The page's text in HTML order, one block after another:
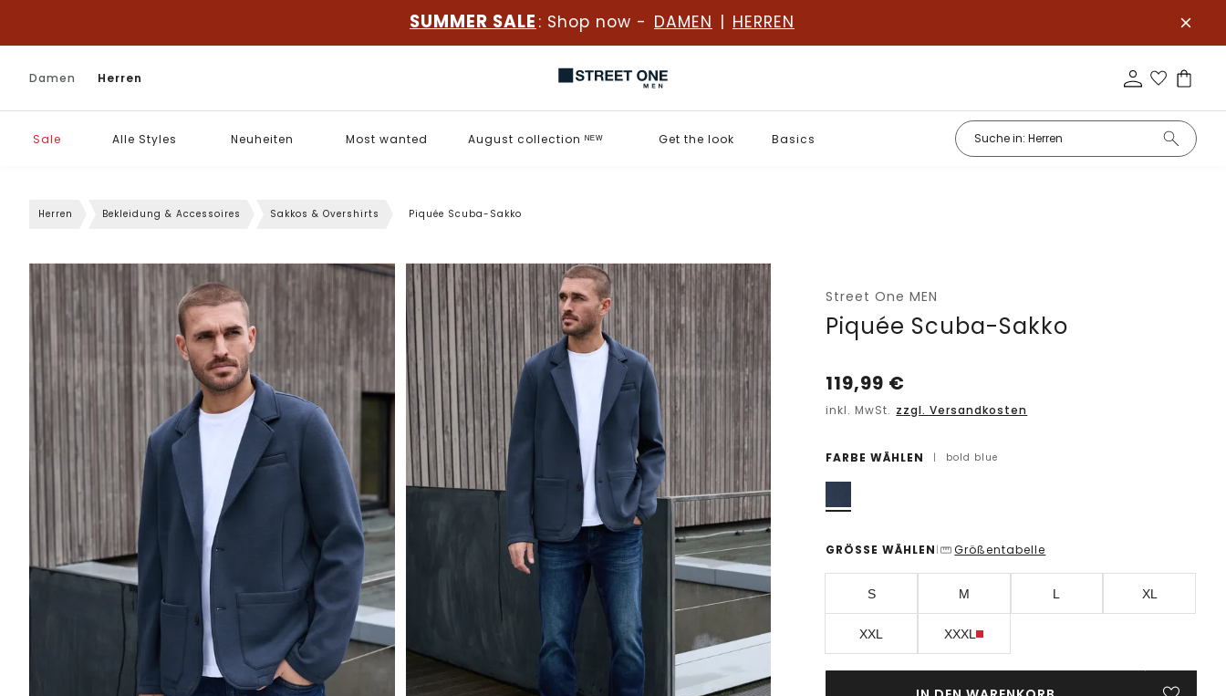
SUMMER SALE : Shop now - DAMEN | HERREN
Damen Herren
Sale Alle Styles Neuheiten Most wanted August collection ᴺᴱᵂ Get the look Basics
Herren Bekleidung & Accessoires Sakkos & Overshirts Piquée Scuba-Sakko
Street One MEN
Piquée Scuba-Sakko
119,99 €
inkl. MwSt. zzgl. Versandkosten
FARBE WÄHLEN | bold blue
GRÖSSE WÄHLEN | Größentabelle
S M L XL
XXL XXXL